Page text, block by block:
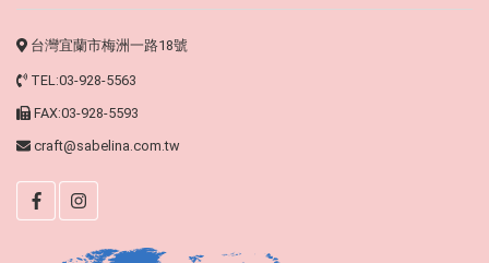
台灣宜蘭市梅洲一路18號
TEL:03-928-5563
FAX:03-928-5593
craft@sabelina.com.tw